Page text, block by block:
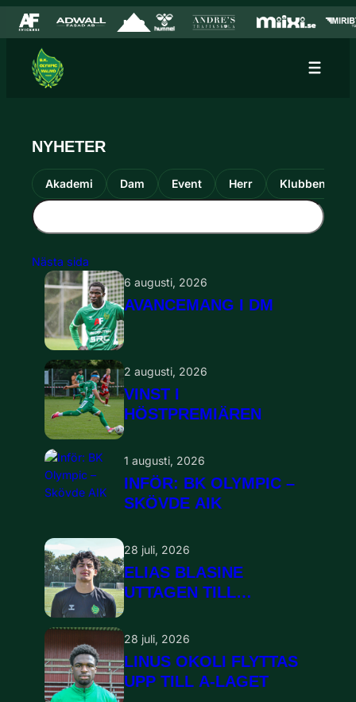
Hoppa till innehåll
Hoppa
innehåll
NYHETER
Akademi Dam Event Herr Klubben
Nästa sida
6 augusti, 2026
AVANCEMANG I DM
2 augusti, 2026
VINST I
HÖSTPREMIÄREN
1 augusti, 2026
INFÖR: BK OLYMPIC –
SKÖVDE AIK
28 juli, 2026
ELIAS BLASINE
UTTAGEN TILL
28 juli, 2026
LINUS OKOLI FLYTTAS
UPP TILL A-LAGET